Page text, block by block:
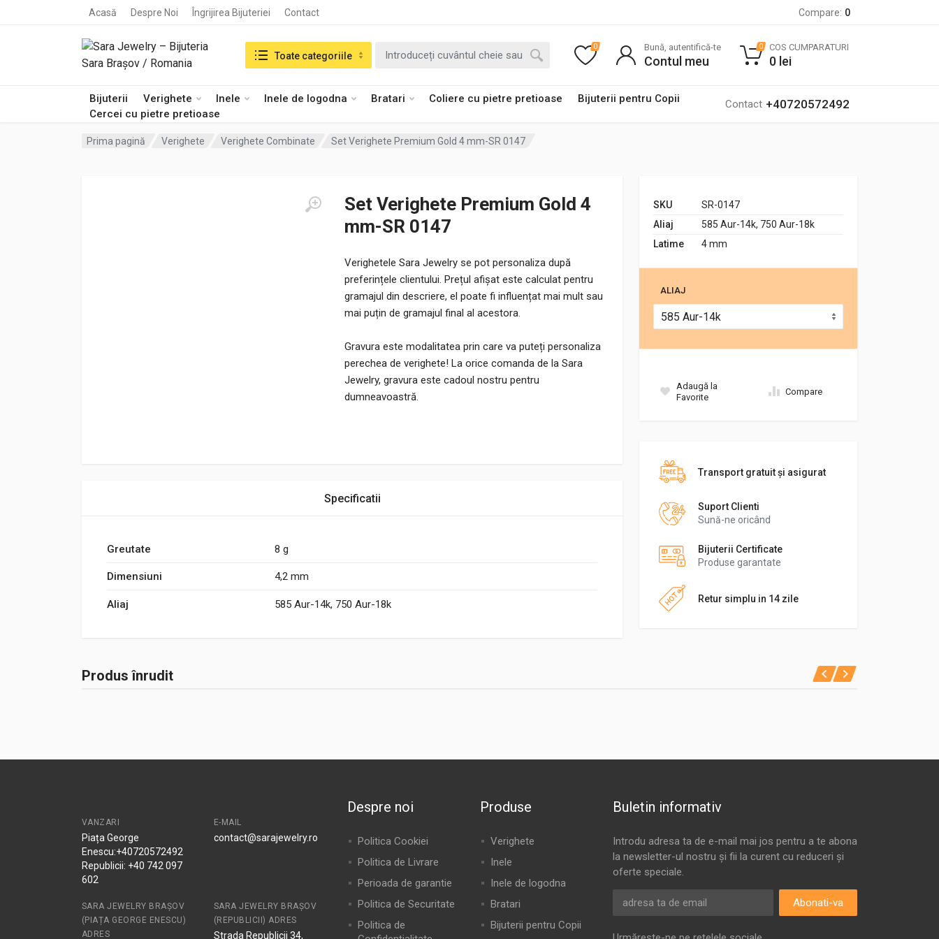
Acasă Despre Noi Îngrijirea Bijuteriei Contact Compare: 0
Bijuterii Verighete Inele Inele de logodna Bratari Coliere cu pietre pretioase
Bijuterii pentru Copii
Cercei cu pietre pretioase
Contact +40720572492
Search in:Toate categoriile
0 Bună, autentifică-te
Contul meu
0 COS CUMPARATURI
0 lei
Prima pagină Verighete Verighete Combinate Set Verighete Premium Gold 4 mm-SR 0147
Set Verighete Premium Gold 4
mm-SR 0147
Verighetele Sara Jewelry se pot personaliza după
preferințele clientului. Prețul afișat este calculat pentru
gramajul din descriere, el poate fi influențat mai mult sau
mai puțin de gramajul final al acestora.
Gravura este modalitatea prin care va puteți personaliza
perechea de verighete! La orice comanda de la Sara
Jewelry, gravura este cadoul nostru pentru
dumneavoastră.
SKU
SR-0147
Aliaj
585 Aur-14k, 750 Aur-18k
Latime
4 mm
ALIAJ
Adaugă la
Favorite
Compare
Transport gratuit şi asigurat
Suport Clienti
Sună-ne oricând
Bijuterii Certificate
Produse garantate
Retur simplu in 14 zile
Specificatii
Greutate 8 g
Dimensiuni 4,2 mm
Aliaj 585 Aur-14k, 750 Aur-18k
Produs înrudit
VANZARI
Piața George
Enescu:+40720572492
Republicii: +40 742 097
602
E-MAIL
contact@sarajewelry.ro
SARA JEWELRY BRAȘOV
(PIAȚA GEORGE ENESCU)
ADRES
SARA JEWELRY BRAȘOV
(REPUBLICII) ADRES
Strada Republicii 34,
Despre noi
Politica Cookiei
Politica de Livrare
Perioada de garantie
Politica de Securitate
Politica de
Produse
Verighete
Inele
Inele de logodna
Bratari
Bijuterii pentru Copii
Buletin informativ
Introdu adresa ta de e-mail mai jos pentru a te abona
la newsletter-ul nostru și fii la curent cu reduceri și
oferte speciale.
Abonati-va